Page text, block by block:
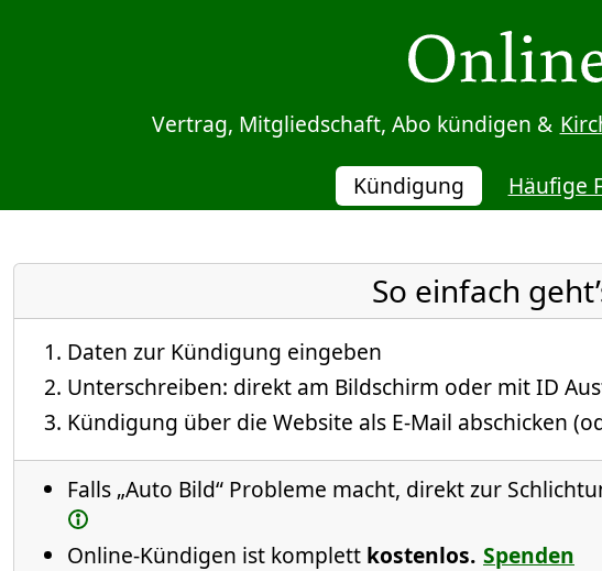
Vertrag, Mitgliedschaft, Abo kündigen &
Kündigung Häufige
So einfach
Daten zur Kündigung eingeben
Unterschreiben: direkt am Bildschirm oder mit ID
Kündigung über die Website als E-Mail abschicken
Falls „Auto Bild“ Probleme macht, direkt zur
Online-Kündigen ist komplett kostenlos. Spenden